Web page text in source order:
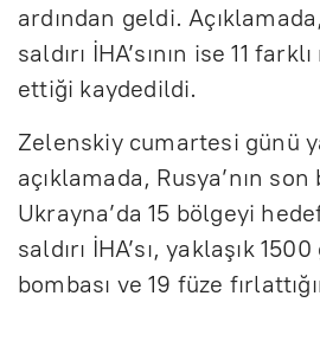
ardından geldi.
saldırı İHA’sının ise 11
ettiği kaydedildi.
Zelenskiy cumartesi günü
açıklamada, Rusya’nın
Ukrayna’da 15 bölgeyi
saldırı İHA’sı, yaklaşık
bombası ve 19 füze